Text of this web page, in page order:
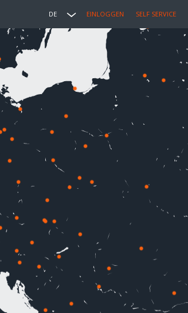
DE EINLOGGEN SELF SERVICE